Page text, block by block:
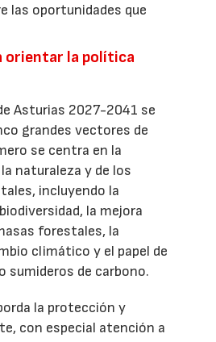
las oportunidades que
orientar la política
Asturias 2027-2041 se
grandes vectores de
se centra en la
naturaleza y de los
incluyendo la
la mejora
forestales, la
climático y el papel de
sumideros de carbono.
la protección y
con especial atención a